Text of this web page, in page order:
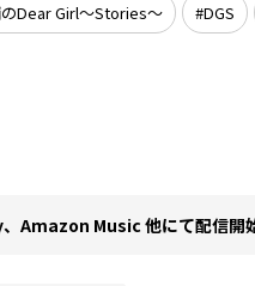
Dear Girl～Stories～ DGS